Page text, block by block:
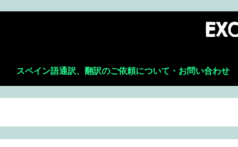
スペイン語通訳、翻訳のご依頼について・お問い合わせ